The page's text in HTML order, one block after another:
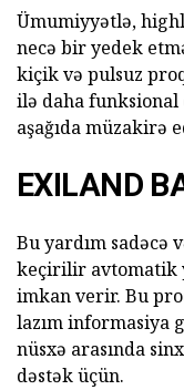
Ümumiyyətlə,
necə bir yedek
kiçik və pulsuz
ilə daha funksional
aşağıda müzakirə
EXILAND
Bu yardım sadəcə
keçirilir avtomatik
imkan verir. Bu
lazım informasiya
nüsxə arasında
dəstək üçün.